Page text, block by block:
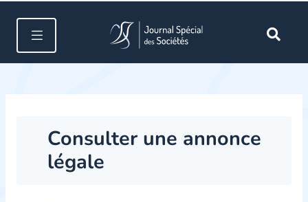
Consulter une annonce
légale